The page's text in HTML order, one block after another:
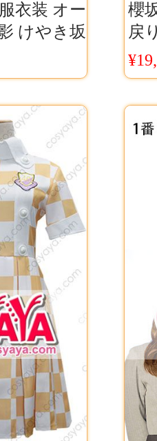
衣装 オー
けやき坂
メイド
櫻
戻
ン